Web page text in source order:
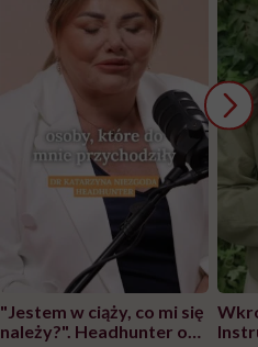
"Jestem w ciąży, co mi się
należy?". Headhunter o